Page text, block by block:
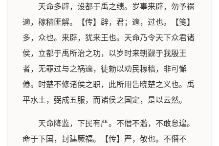
天命多辟，设都于禹之绩。岁事来辟，勿予祸
適，稼穑匪解。【传】辟，君；適，过也。【笺】
多，众也。来辟，犹来王也。天命乃令天下众君诸
侯，立都于禹所治之功，以岁时来朝觐于我殷王
者，无罪过与之祸適，徒勑以劝民稼穑，非可懈
倦。时楚不修诸侯之职，此所用告晓楚之义也。禹
平水土，弼成五服，而诸侯之国定，是以云然。
天命降监，下民有严。不僭不滥，不敢怠遑。
命于下国，封建厥福。【传】严，敬也。不僭不